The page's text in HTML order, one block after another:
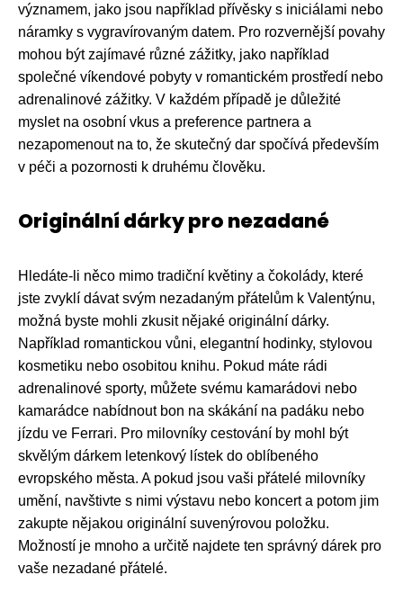
významem, jako jsou například přívěsky s iniciálami nebo
náramky s vygravírovaným datem. Pro rozvernější povahy
mohou být zajímavé různé zážitky, jako například
společné víkendové pobyty v romantickém prostředí nebo
adrenalinové zážitky. V každém případě je důležité
myslet na osobní vkus a preference partnera a
nezapomenout na to, že skutečný dar spočívá především
v péči a pozornosti k druhému člověku.
Originální dárky pro nezadané
Hledáte-li něco mimo tradiční květiny a čokolády, které
jste zvyklí dávat svým nezadaným přátelům k Valentýnu,
možná byste mohli zkusit nějaké originální dárky.
Například romantickou vůni, elegantní hodinky, stylovou
kosmetiku nebo osobitou knihu. Pokud máte rádi
adrenalinové sporty, můžete svému kamarádovi nebo
kamarádce nabídnout bon na skákání na padáku nebo
jízdu ve Ferrari. Pro milovníky cestování by mohl být
skvělým dárkem letenkový lístek do oblíbeného
evropského města. A pokud jsou vaši přátelé milovníky
umění, navštivte s nimi výstavu nebo koncert a potom jim
zakupte nějakou originální suvenýrovou položku.
Možností je mnoho a určitě najdete ten správný dárek pro
vaše nezadané přátelé.